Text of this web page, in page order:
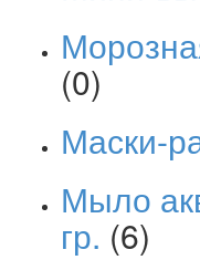
(0)
Маски-
Мыло
гр. (6)